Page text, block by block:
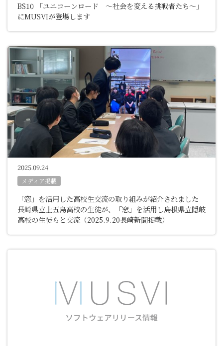
BS10 「ユニコーンロード ～社会を変える挑戦者たち～」
にMUSVIが登場します
2025.09.24
メディア掲載
「窓」を活用した高校生交流の取り組みが紹介されました
長崎県立上五島高校の生徒が、「窓」を活用し島根県立隠岐
高校の生徒らと交流 （2025.9.20長崎新聞掲載）